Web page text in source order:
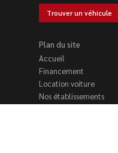
Trouver un véhicule
Plan du site
Accueil
Financement
Location voiture
Nos établissements